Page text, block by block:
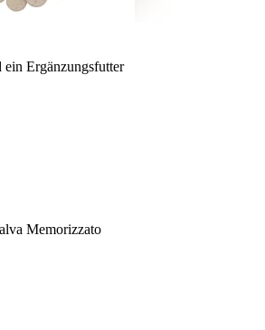
Ergänzungsfutter
Memorizzato